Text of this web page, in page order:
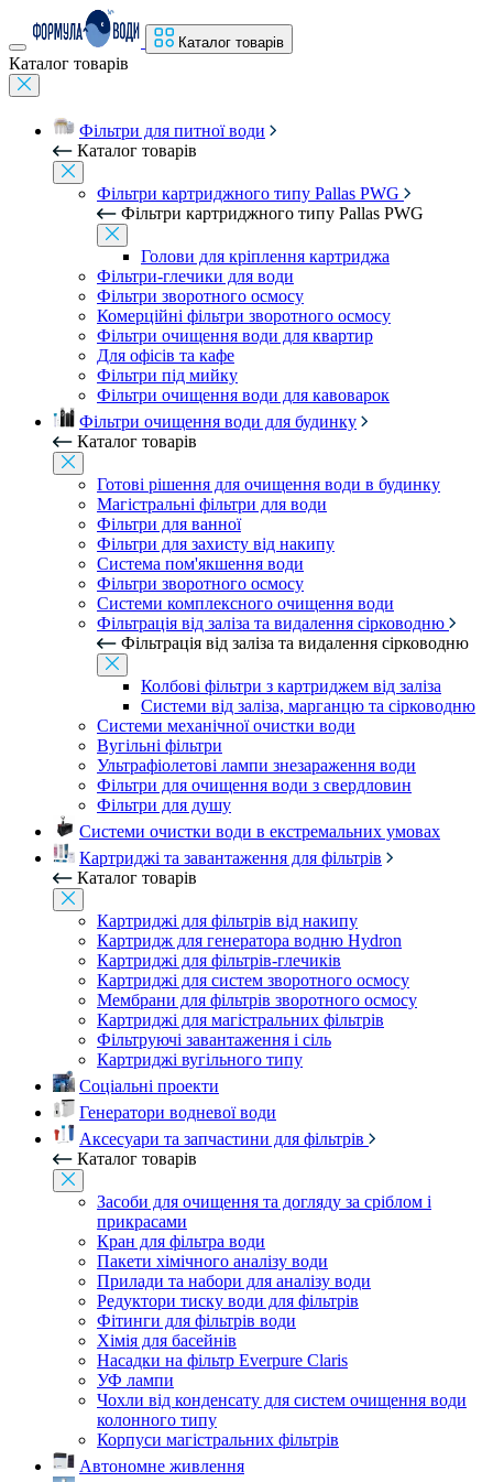
Каталог товарів
Каталог товарів
Фільтри для питної води
Каталог товарів
Фільтри картриджного типу Pallas PWG
Фільтри картриджного типу Pallas PWG
Голови для кріплення картриджа
Фільтри-глечики для води
Фільтри зворотного осмосу
Комерційні фільтри зворотного осмосу
Фільтри очищення води для квартир
Для офісів та кафе
Фільтри під мийку
Фільтри очищення води для кавоварок
Фільтри очищення води для будинку
Каталог товарів
Готові рішення для очищення води в будинку
Магістральні фільтри для води
Фільтри для ванної
Фільтри для захисту від накипу
Система пом'якшення води
Фільтри зворотного осмосу
Системи комплексного очищення води
Фільтрація від заліза та видалення сірководню
Фільтрація від заліза та видалення сірководню
Колбові фільтри з картриджем від заліза
Системи від заліза, марганцю та сірководню
Системи механічної очистки води
Вугільні фільтри
Ультрафіолетові лампи знезараження води
Фільтри для очищення води з свердловин
Фільтри для душу
Системи очистки води в екстремальних умовах
Картриджі та завантаження для фільтрів
Каталог товарів
Картриджі для фільтрів від накипу
Картридж для генератора водню Hydron
Картриджі для фільтрів-глечиків
Картриджі для систем зворотного осмосу
Мембрани для фільтрів зворотного осмосу
Картриджі для магістральних фільтрів
Фільтруючі завантаження і сіль
Картриджі вугільного типу
Соціальні проекти
Генератори водневої води
Аксесуари та запчастини для фільтрів
Каталог товарів
Засоби для очищення та догляду за сріблом і
прикрасами
Кран для фільтра води
Пакети хімічного аналізу води
Прилади та набори для аналізу води
Редуктори тиску води для фільтрів
Фітинги для фільтрів води
Хімія для басейнів
Насадки на фільтр Everpure Claris
УФ лампи
Чохли від конденсату для систем очищення води
колонного типу
Корпуси магістральних фільтрів
Автономне живлення